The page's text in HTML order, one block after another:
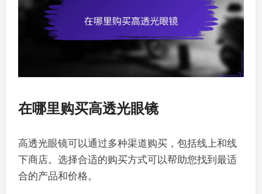
在哪里购买高透光眼镜
高透光眼镜可以通过多种渠道购买，包括线上和线
下商店。选择合适的购买方式可以帮助您找到最适
合的产品和价格。